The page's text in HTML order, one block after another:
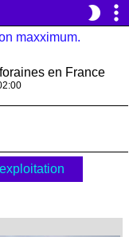
brightness_2 more_vert
en France
exploitation